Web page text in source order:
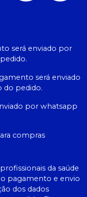
será enviado por
será enviado
do pedido.
por whatsapp
compras
da saúde
pagamento e envio
dos dados